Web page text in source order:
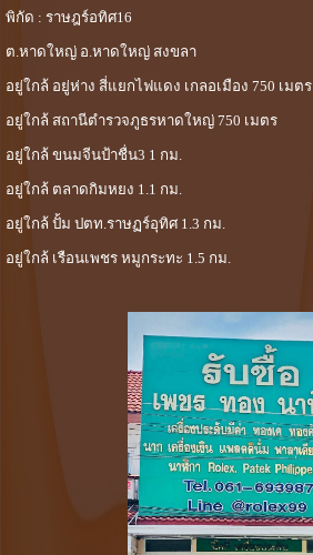
พิกัด : ราษฎร์อทิศ16
ต.หาดใหญ่ อ.หาดใหญ่ สงขลา
อยู่ใกล้ อยู่ห่าง สี่แยกไฟแดง เกลอเมือง 750 เมตร
อยู่ใกล้ สถานีตำรวจภูธรหาดใหญ่ 750 เมตร
อยู่ใกล้ ขนมจีนป้าชื่น3 1 กม.
อยู่ใกล้ ตลาดกิมหยง 1.1 กม.
อยู่ใกล้ ปั้ม ปตท.ราษฏร์อุทิศ 1.3 กม.
อยู่ใกล้ เรือนเพชร หมูกระทะ 1.5 กม.